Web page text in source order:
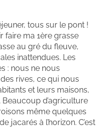
tous sur le pont !
faire ma 1ère grasse
au gré du fleuve,
inattendues. Les
: nous ne nous
rives, ce qui nous
et leurs maisons,
d’agriculture
même quelques
jacarés à l’horizon. C’est